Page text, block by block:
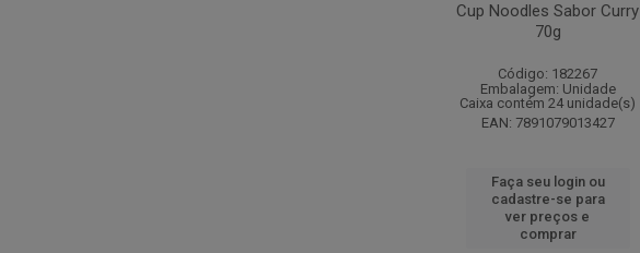
Cup Noodles Sabor Curry
70g
Código: 182267
Embalagem: Unidade
Caixa contém 24 unidade(s)
EAN: 7891079013427
Faça seu login ou
cadastre-se para
ver preços e
comprar